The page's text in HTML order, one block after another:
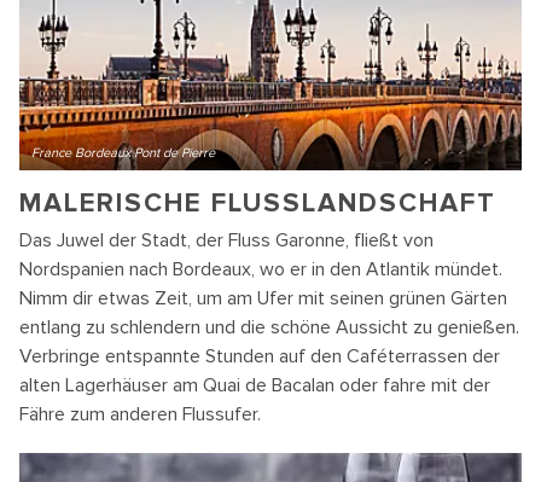
France Bordeaux Pont de Pierre
MALERISCHE FLUSSLANDSCHAFT
Das Juwel der Stadt, der Fluss Garonne, fließt von
Nordspanien nach Bordeaux, wo er in den Atlantik mündet.
Nimm dir etwas Zeit, um am Ufer mit seinen grünen Gärten
entlang zu schlendern und die schöne Aussicht zu genießen.
Verbringe entspannte Stunden auf den Caféterrassen der
alten Lagerhäuser am Quai de Bacalan oder fahre mit der
Fähre zum anderen Flussufer.